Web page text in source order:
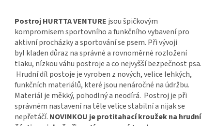
Postroj HURTTA VENTURE jsou špičkovým
kompromisem sportovního a funkčního vybavení pro
aktivní procházky a sportování se psem. Při vývoji
byl kladen důraz na správné a rovnoměrné rozložení
tlaku, nízkou váhu postroje a co nejvyšší bezpečnost psa.
Hrudní díl postoje je vyroben z nových, velice lehkých,
funkčních materiálů, které jsou nenáročné na údržbu.
Materiál je měkký, pohodlný a neodírá. Postroj je při
správném nastavení na těle velice stabilní a nijak se
nepřetáčí. NOVINKOU je protitahací kroužek na hrudní